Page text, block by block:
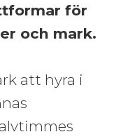
för
och mark.
att hyra i